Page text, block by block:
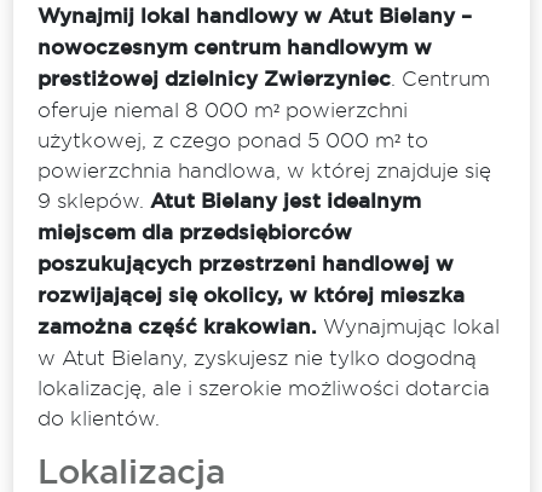
Wynajmij lokal handlowy w Atut Bielany –
nowoczesnym centrum handlowym w
prestiżowej dzielnicy Zwierzyniec. Centrum
oferuje niemal 8 000 m² powierzchni
użytkowej, z czego ponad 5 000 m² to
powierzchnia handlowa, w której znajduje się
9 sklepów. Atut Bielany jest idealnym
miejscem dla przedsiębiorców
poszukujących przestrzeni handlowej w
rozwijającej się okolicy, w której mieszka
zamożna część krakowian.Wynajmując lokal
w Atut Bielany, zyskujesz nie tylko dogodną
lokalizację, ale i szerokie możliwości dotarcia
do klientów.
Lokalizacja